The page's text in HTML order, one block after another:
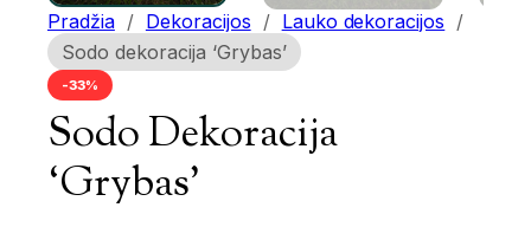
Pradžia / Dekoracijos / Lauko dekoracijos /
Sodo dekoracija ‘Grybas’
-33%
Sodo Dekoracija
‘Grybas’